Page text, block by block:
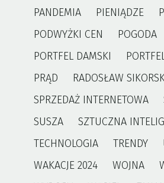
PANDEMIA
PIENIĄDZE
PODWYŻKI CEN
POGODA
PORTFEL DAMSKI
PRĄD
RADOSŁAW
SPRZEDAŻ INTERNETOWA
SUSZA
SZTUCZNA
TECHNOLOGIA
TRENDY
WAKACJE 2024
WOJNA